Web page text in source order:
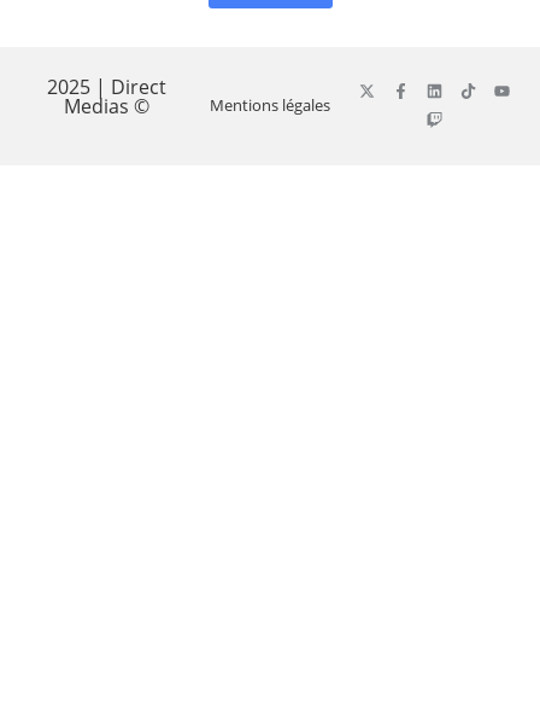
2025 | Direct
Medias © Mentions légales